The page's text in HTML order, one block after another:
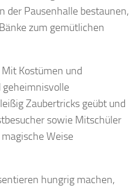
der Pausenhalle bestaunen,
zum gemütlichen
Kostümen und
geheimnisvolle
Zaubertricks geübt und
sowie Mitschüler
Weise
hungrig machen,